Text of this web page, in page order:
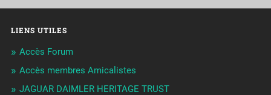
LIENS UTILES
Accès Forum
Accès membres Amicalistes
JAGUAR DAIMLER HERITAGE TRUST